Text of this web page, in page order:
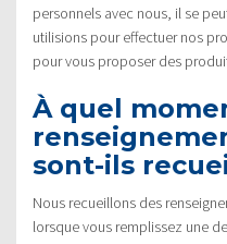
personnels avec nous, il se
utilisions pour effectuer nos
pour vous proposer des
À quel
sont-ils
Nous recueillons des
lorsque vous remplissez une